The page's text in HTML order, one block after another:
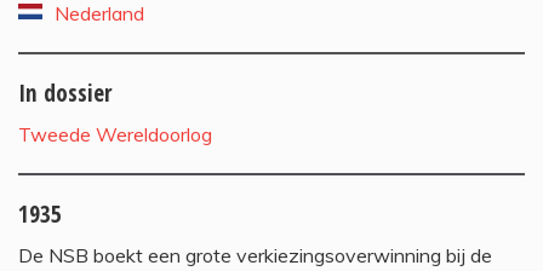
Nederland
In dossier
Tweede Wereldoorlog
1935
De NSB boekt een grote verkiezingsoverwinning bij de